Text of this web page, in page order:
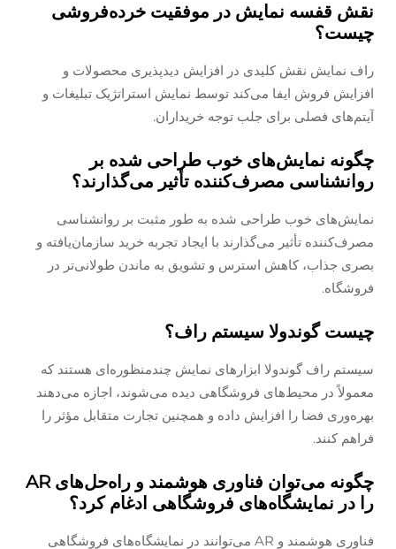
نقش قفسه نمایش در موفقیت خرده‌فروشی
چیست؟
راف نمایش نقش کلیدی در افزایش دیدپذیری محصولات و
افزایش فروش ایفا می‌کند توسط نمایش استراتژیک تبلیغات و
آیتم‌های فصلی برای جلب توجه خریداران.
چگونه نمایش‌های خوب طراحی شده بر
روانشناسی مصرف‌کننده تأثیر می‌گذارند؟
نمایش‌های خوب طراحی شده به طور مثبت بر روانشناسی
مصرف‌کننده تأثیر می‌گذارند با ایجاد تجربه خرید سازمان‌یافته و
بصری جذاب، کاهش استرس و تشویق به ماندن طولانی‌تر در
فروشگاه.
چیست گوندولا سیستم راف؟
سیستم راف گوندولا ابزارهای نمایش چندمنظوره‌ای هستند که
معمولاً در محیط‌های فروشگاهی دیده می‌شوند، اجازه می‌دهند
بهره‌وری فضا را افزایش داده و همچنین تجارت متقابل مؤثر را
فراهم کنند.
چگونه می‌توان فناوری هوشمند و راه‌حل‌های AR
را در نمایشگاه‌های فروشگاهی ادغام کرد؟
فناوری هوشمند و AR می‌توانند در نمایشگاه‌های فروشگاهی